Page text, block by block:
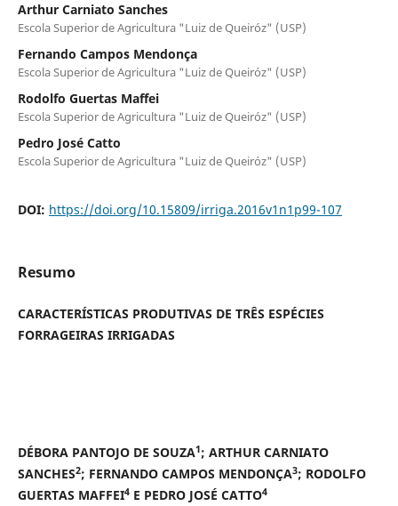
Arthur Carniato Sanches
Escola Superior de Agricultura "Luiz de Queiróz" (USP)
Fernando Campos Mendonça
Escola Superior de Agricultura "Luiz de Queiróz" (USP)
Rodolfo Guertas Maffei
Escola Superior de Agricultura "Luiz de Queiróz" (USP)
Pedro José Catto
Escola Superior de Agricultura "Luiz de Queiróz" (USP)
DOI: https://doi.org/10.15809/irriga.2016v1n1p99-107
Resumo
CARACTERÍSTICAS PRODUTIVAS DE TRÊS ESPÉCIES
FORRAGEIRAS IRRIGADAS
DÉBORA PANTOJO DE SOUZA1; ARTHUR CARNIATO
SANCHES2; FERNANDO CAMPOS MENDONÇA3; RODOLFO
GUERTAS MAFFEI4E PEDRO JOSÉ CATTO4